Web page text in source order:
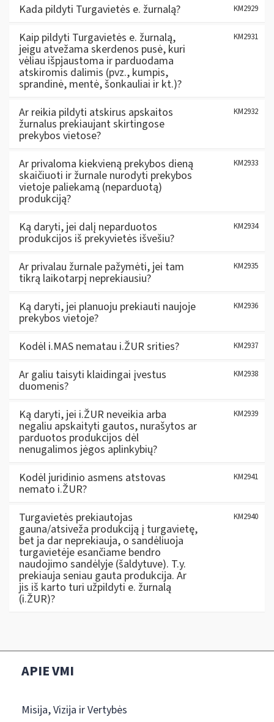
Kada pildyti Turgavietės e. žurnalą? KM2929
Kaip pildyti Turgavietės e. žurnalą,
jeigu atvežama skerdenos pusė, kuri
vėliau išpjaustoma ir parduodama
atskiromis dalimis (pvz., kumpis,
sprandinė, mentė, šonkauliai ir kt.)?
KM2931
Ar reikia pildyti atskirus apskaitos
žurnalus prekiaujant skirtingose
prekybos vietose?
KM2932
Ar privaloma kiekvieną prekybos dieną
skaičiuoti ir žurnale nurodyti prekybos
vietoje paliekamą (neparduotą)
produkciją?
KM2933
Ką daryti, jei dalį neparduotos
produkcijos iš prekyvietės išvešiu?
KM2934
Ar privalau žurnale pažymėti, jei tam
tikrą laikotarpį neprekiausiu?
KM2935
Ką daryti, jei planuoju prekiauti naujoje
prekybos vietoje?
KM2936
Kodėl i.MAS nematau i.ŽUR srities? KM2937
Ar galiu taisyti klaidingai įvestus
duomenis?
KM2938
Ką daryti, jei i.ŽUR neveikia arba
negaliu apskaityti gautos, nurašytos ar
parduotos produkcijos dėl
nenugalimos jėgos aplinkybių?
KM2939
Kodėl juridinio asmens atstovas
nemato i.ŽUR?
KM2941
Turgavietės prekiautojas
gauna/atsiveža produkciją į turgavietę,
bet ja dar neprekiauja, o sandėliuoja
turgavietėje esančiame bendro
naudojimo sandėlyje (šaldytuve). T.y.
prekiauja seniau gauta produkcija. Ar
jis iš karto turi užpildyti e. žurnalą
(i.ŽUR)?
KM2940
APIE VMI
Misija, Vizija ir Vertybės